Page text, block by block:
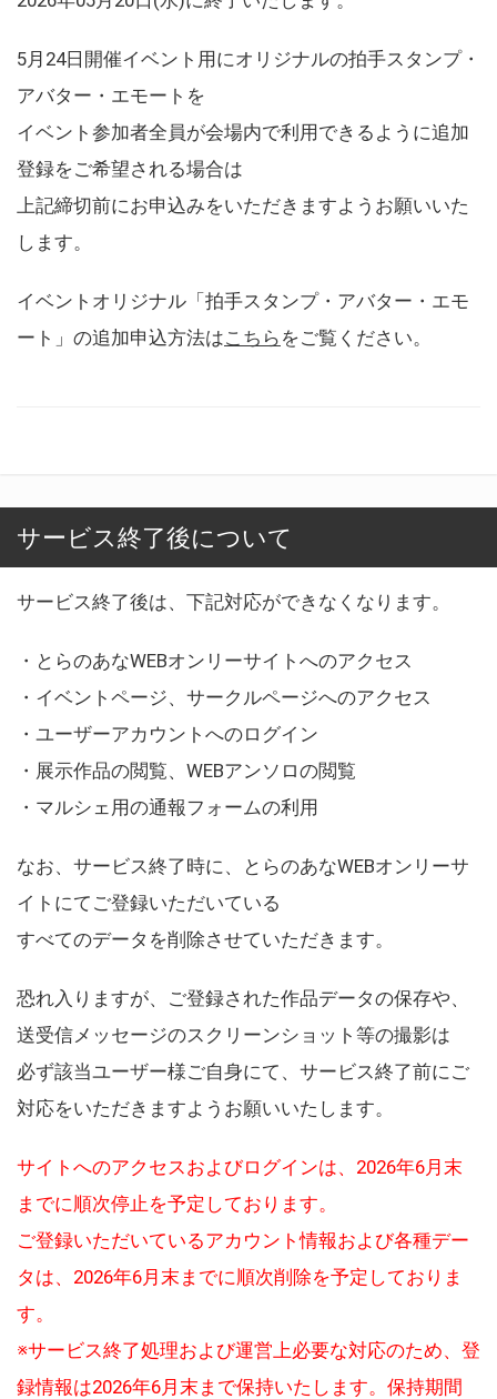
5月24日開催イベント用にオリジナルの拍手スタンプ・
アバター・エモートを
イベント参加者全員が会場内で利用できるように追加
登録をご希望される場合は
上記締切前にお申込みをいただきますようお願いいた
します。
イベントオリジナル「拍手スタンプ・アバター・エモ
ート」の追加申込方法はこちら をご覧ください。
サービス終了後について
サービス終了後は、下記対応ができなくなります。
・とらのあなWEBオンリーサイトへのアクセス
・イベントページ、サークルページへのアクセス
・ユーザーアカウントへのログイン
・展示作品の閲覧、WEBアンソロの閲覧
・マルシェ用の通報フォームの利用
なお、サービス終了時に、とらのあなWEBオンリーサ
イトにてご登録いただいている
すべてのデータを削除させていただきます。
恐れ入りますが、ご登録された作品データの保存や、
送受信メッセージのスクリーンショット等の撮影は
必ず該当ユーザー様ご自身にて、サービス終了前にご
対応をいただきますようお願いいたします。
サイトへのアクセスおよびログインは、2026年6月末
までに順次停止を予定しております。
ご登録いただいているアカウント情報および各種デー
タは、2026年6月末までに順次削除を予定しておりま
す。
※サービス終了処理および運営上必要な対応のため、登
録情報は2026年6月末まで保持いたします。保持期間